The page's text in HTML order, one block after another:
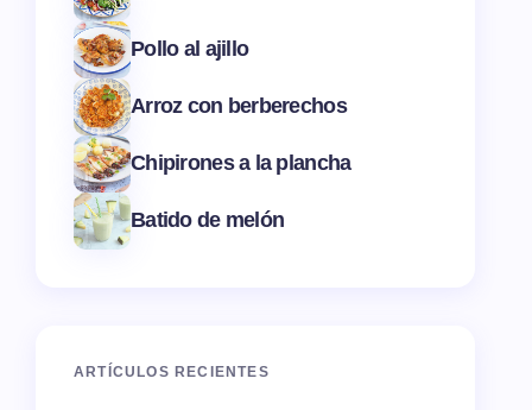
Pollo al ajillo
Arroz con berberechos
Chipirones a la plancha
Batido de melón
ARTÍCULOS RECIENTES